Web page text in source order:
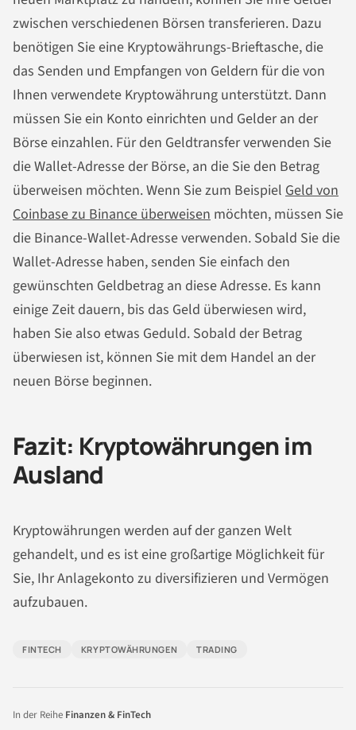
zwischen verschiedenen Börsen transferieren. Dazu
benötigen Sie eine Kryptowährungs-Brieftasche, die
das Senden und Empfangen von Geldern für die von
Ihnen verwendete Kryptowährung unterstützt. Dann
müssen Sie ein Konto einrichten und Gelder an der
Börse einzahlen. Für den Geldtransfer verwenden Sie
die Wallet-Adresse der Börse, an die Sie den Betrag
überweisen möchten. Wenn Sie zum Beispiel Geld von
Coinbase zu Binance überweisen möchten, müssen Sie
die Binance-Wallet-Adresse verwenden. Sobald Sie die
Wallet-Adresse haben, senden Sie einfach den
gewünschten Geldbetrag an diese Adresse. Es kann
einige Zeit dauern, bis das Geld überwiesen wird,
haben Sie also etwas Geduld. Sobald der Betrag
überwiesen ist, können Sie mit dem Handel an der
neuen Börse beginnen.
Fazit: Kryptowährungen im
Ausland
Kryptowährungen werden auf der ganzen Welt
gehandelt, und es ist eine großartige Möglichkeit für
Sie, Ihr Anlagekonto zu diversifizieren und Vermögen
aufzubauen.
FINTECH KRYPTOWÄHRUNGEN TRADING
In der Reihe Finanzen & FinTech